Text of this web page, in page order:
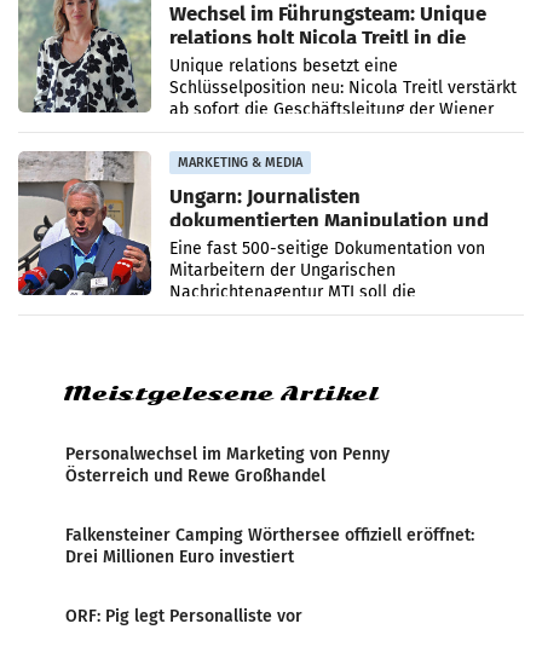
Wechsel im Führungsteam: Unique
relations holt Nicola Treitl in die
Geschäftsleitung
Unique relations besetzt eine
Schlüsselposition neu: Nicola Treitl verstärkt
ab sofort die Geschäftsleitung der Wiener
PR-Agentur an der Seite von Josef Kalina und
Anna Kalina-Mahr.
MARKETING & MEDIA
Ungarn: Journalisten
dokumentierten Manipulation und
Zensur
Eine fast 500-seitige Dokumentation von
Mitarbeitern der Ungarischen
Nachrichtenagentur MTI soll die
systematische Nachrichten-Manipulation und
Meistgelesene Artikel
Personalwechsel im Marketing von Penny
Österreich und Rewe Großhandel
Falkensteiner Camping Wörthersee offiziell eröffnet:
Drei Millionen Euro investiert
ORF: Pig legt Personalliste vor